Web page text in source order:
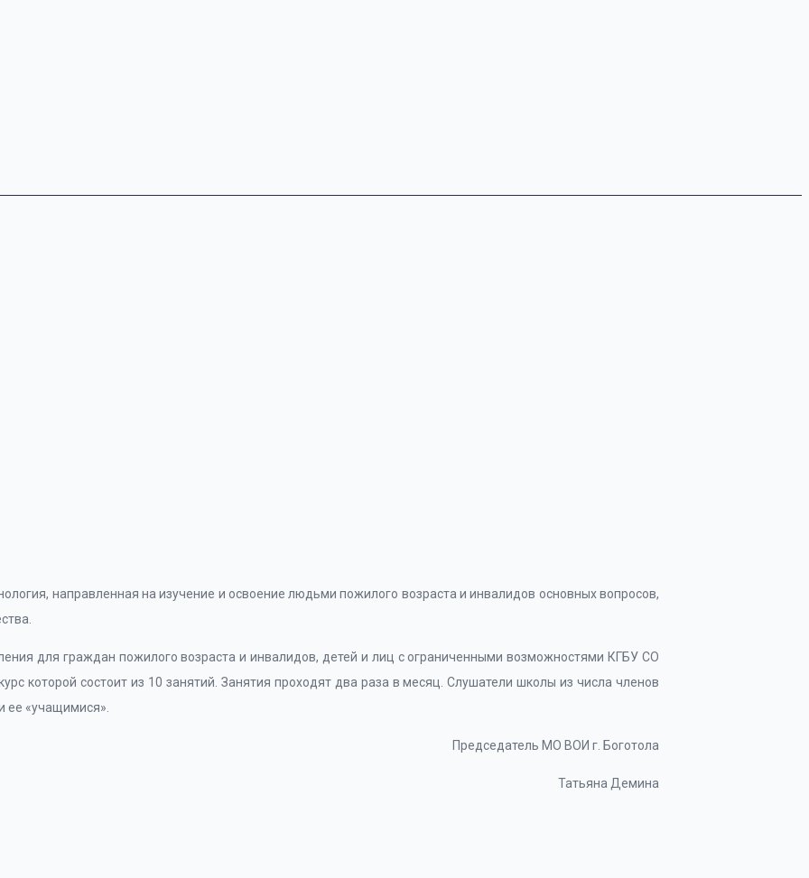
направленная на изучение и освоение людьми пожилого возраста и инвалидов основных вопросов,
для граждан пожилого возраста и инвалидов, детей и лиц с ограниченными возможностями КГБУ СО
которой состоит из 10 занятий. Занятия проходят два раза в месяц. Слушатели школы из числа членов
ее «учащимися».
Председатель МО ВОИ г. Боготола
Татьяна Демина